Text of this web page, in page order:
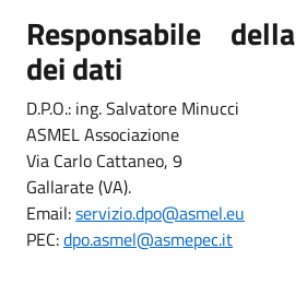
Responsabile
dei dati
D.P.O.: ing. Salvatore Minucci
ASMEL Associazione
Via Carlo Cattaneo, 9
Gallarate (VA).
Email:servizio.dpo@asmel.eu
PEC:dpo.asmel@asmepec.it